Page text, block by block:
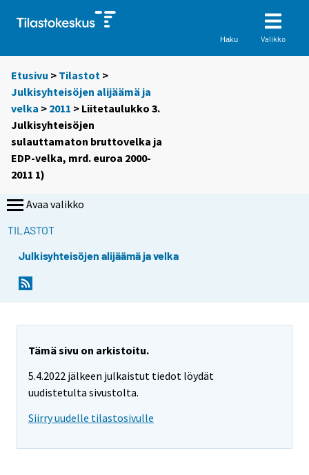
Haku Valikko
Etusivu > Tilastot >
Julkisyhteisöjen alijäämä ja
velka > 2011 > Liitetaulukko 3.
Julkisyhteisöjen
sulauttamaton bruttovelka ja
EDP-velka, mrd. euroa 2000-
2011 1)
Avaa valikko
TILASTOT
Julkisyhteisöjen alijäämä ja velka
Tämä sivu on arkistoitu.
5.4.2022 jälkeen julkaistut tiedot löydät
uudistetulta sivustolta.
Siirry uudelle tilastosivulle